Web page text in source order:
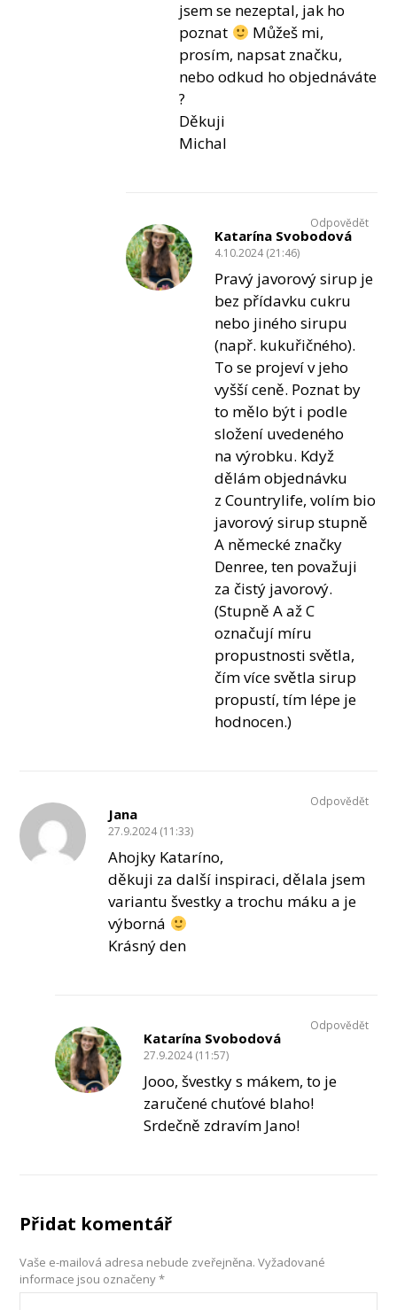
jsem se nezeptal, jak ho
poznat
Můžeš mi,
prosím, napsat značku,
nebo odkud ho objednáváte
?
Děkuji
Michal
Katarína Svobodová
4.10.2024 (21:46)
Pravý javorový sirup je
bez přídavku cukru
nebo jiného sirupu
(např. kukuřičného).
To se projeví v jeho
vyšší ceně. Poznat by
to mělo být i podle
složení uvedeného
na výrobku. Když
dělám objednávku
z Countrylife, volím bio
javorový sirup stupně
A německé značky
Denree, ten považuji
za čistý javorový.
(Stupně A až C
označují míru
propustnosti světla,
čím více světla sirup
propustí, tím lépe je
hodnocen.)
Odpovědět
Jana
27.9.2024 (11:33)
Ahojky Kataríno,
děkuji za další inspiraci, dělala jsem
variantu švestky a trochu máku a je
výborná
Krásný den
Odpovědět
Katarína Svobodová
27.9.2024 (11:57)
Jooo, švestky s mákem, to je
zaručené chuťové blaho!
Srdečně zdravím Jano!
Odpovědět
Přidat komentář
Vaše e-mailová adresa nebude zveřejněna. Vyžadované
informace jsou označeny*